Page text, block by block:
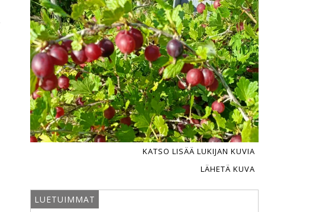
KATSO LISÄÄ LUKIJAN KUVIA
LÄHETÄ KUVA
LUETUIMMAT